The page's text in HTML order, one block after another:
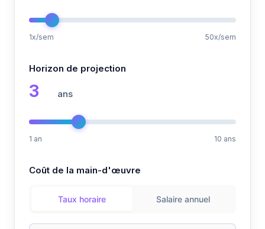
1x/sem 50x/sem
Horizon de projection
3 ans
1 an 10 ans
Coût de la main-d'œuvre
Taux horaire Salaire annuel